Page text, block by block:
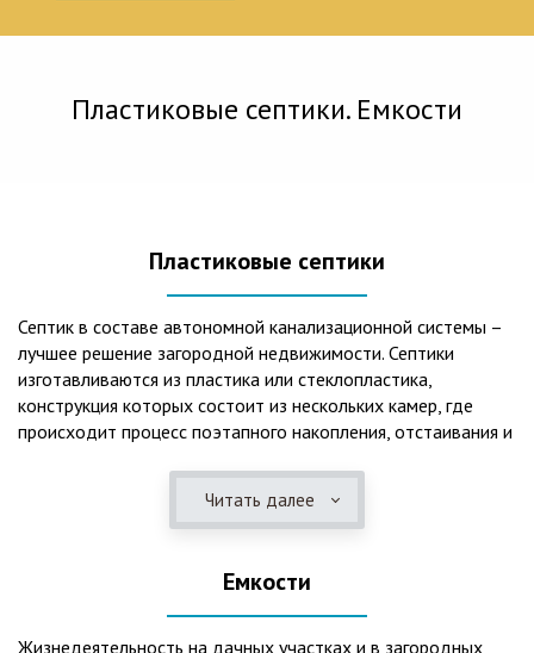
Пластиковые септики. Емкости
Пластиковые септики
Септик в составе автономной канализационной системы –
лучшее решение загородной недвижимости. Септики
изготавливаются из пластика или стеклопластика,
конструкция которых состоит из нескольких камер, где
происходит процесс поэтапного накопления, отстаивания и
длительный срок службы, так как не подвержены коррозии.
2. Обладают высокой прочностью – способны
состоянии. 3. Могут эксплуатироваться в любом регионе
России при любых низких температурах. 4. Полностью
герметичны, что дает гарантию по полной безопасности
Читать далее
Емкости
Жизнедеятельность на дачных участках и в загородных